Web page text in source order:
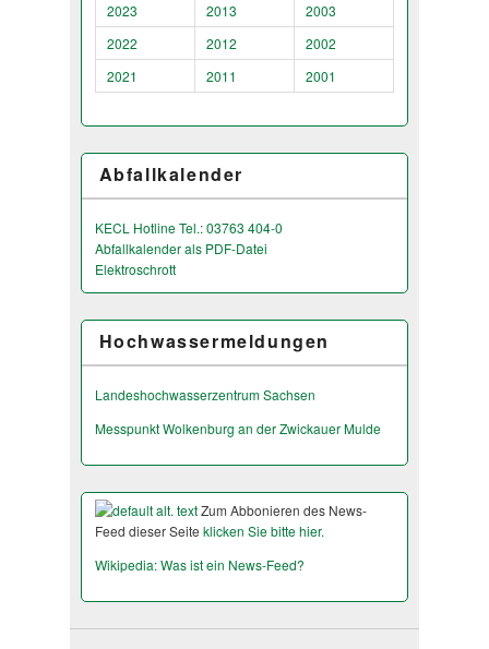
2023
2013
2003
2022
2012
2002
2021
2011 2001
Abfallkalender
KECL Hotline Tel.: 03763 404-0
Abfallkalender als PDF-Datei
Elektroschrott
Hochwassermeldungen
Landeshochwas­serzentrum Sachsen
Messpunkt Wolkenburg an der Zwickauer Mulde
Zum Abbonieren des News-
Feed dieser Seite klicken Sie bitte hier.
Wikipedia: Was ist ein News-Feed?